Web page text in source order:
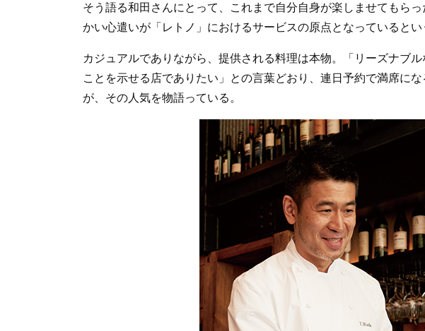
そう語る和田さんにとって、これまで自分自身が楽しませてもら
かい心遣いが「レトノ」におけるサービスの原点となっているとい
カジュアルでありながら、提供される料理は本物。「リーズナブ
ことを示せる店でありたい」との言葉どおり、連日予約で満席に
が、その人気を物語っている。